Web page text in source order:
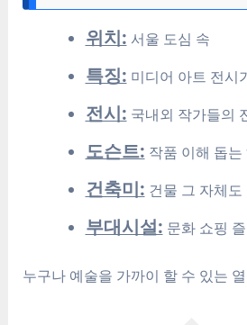
위치: 서울 도심 속
특징: 미디어 아트 전시
전시: 국내외 작가들의
도슨트: 작품 이해 돕
건축미: 건물 그 자체도
부대시설: 문화 쇼핑
누구나 예술을 가까이 할 수 있는